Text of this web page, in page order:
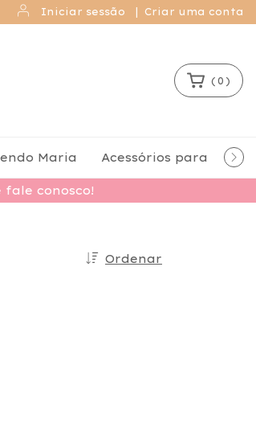
Iniciar sessão Criar uma conta
conosco!
( 0 )
Maria Acessórios para
Ordenar